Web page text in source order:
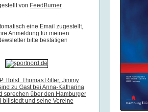
von FeedBurner
eine Email zugestellt,
Anmeldung für meinen
bitte bestätigen